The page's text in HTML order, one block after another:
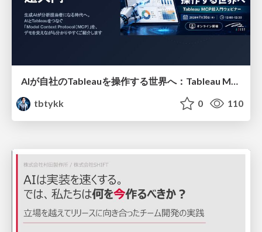
tbtykk
0 110